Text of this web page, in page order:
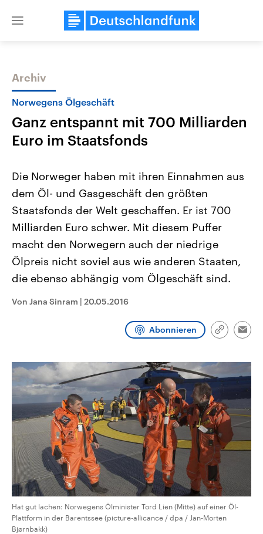
Close
Themen
Landtagswahl Sachsen-Anhalt
2026
Alle Informationen
Sachsen-Anhalt wählt am 6.
September 2026 einen neuen
Landtag. Seit 2021 wird das
Bundesland von einer Koalition aus
CDU, SPD und FDP regiert.-
Umfragen, Prognosen,
und Hintergründe zu den Parteien
und Kandidaten der anstehenden
USA
Aktuelle Beiträge,
Hintergründe
Wirtschaftlich und
gehören die Vereinigten
den mächtigsten Ländern
mit großem Einfluss auf
Sendungen Programm
Archiv
Norwegens Ölgeschäft
Ganz entspannt mit 700 Milliarden
Euro im Staatsfonds
Die Norweger haben mit ihren Einnahmen aus
dem Öl- und Gasgeschäft den größten
Staatsfonds der Welt geschaffen. Er ist 700
Milliarden Euro schwer. Mit diesem Puffer
macht den Norwegern auch der niedrige
Ölpreis nicht soviel aus wie anderen Staaten,
die ebenso abhängig vom Ölgeschäft sind.
Von Jana Sinram | 20.05.2016
Abonnieren
Link
Hat gut lachen: Norwegens Ölminister Tord Lien (Mitte) auf einer Öl-
Plattform in der Barentssee (picture-allicance / dpa / Jan-Morten
Bjørnbakk)